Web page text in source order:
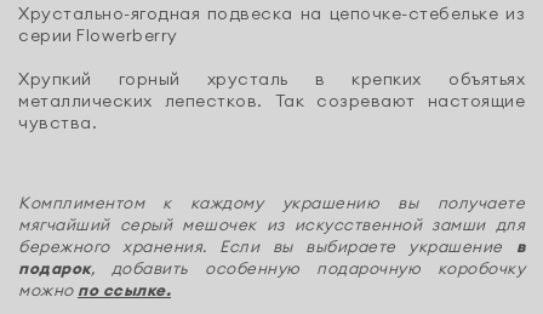
Хрустально-ягодная подвеска на цепочке-стебельке из
серии Flowerberry
Хрупкий горный хрусталь в крепких объятьях
металлических лепестков. Так созревают настоящие
чувства.
Комплиментом к каждому украшению вы получаете
мягчайший серый мешочек из искусственной замши для
бережного хранения. Если вы выбираете украшение в
подарок, добавить особенную подарочную коробочку
можно по ссылке.